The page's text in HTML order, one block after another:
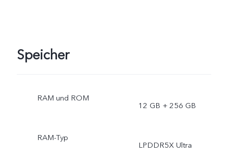
Speicher
RAM und ROM
12 GB + 256 GB
RAM-Typ
LPDDR5X Ultra